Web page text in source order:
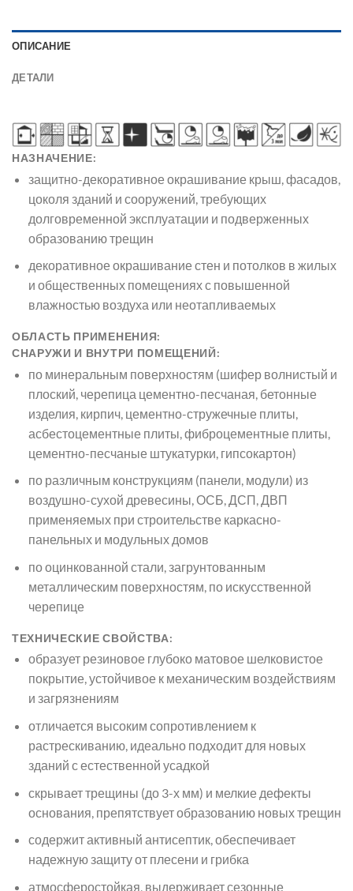
ОПИСАНИЕ
ДЕТАЛИ
НАЗНАЧЕНИЕ:
защитно-декоративное окрашивание крыш, фасадов,
цоколя зданий и сооружений, требующих
долговременной эксплуатации и подверженных
образованию трещин
декоративное окрашивание стен и потолков в жилых
и общественных помещениях с повышенной
влажностью воздуха или неотапливаемых
ОБЛАСТЬ ПРИМЕНЕНИЯ:
СНАРУЖИ И ВНУТРИ ПОМЕЩЕНИЙ:
по минеральным поверхностям (шифер волнистый и
плоский, черепица цементно-песчаная, бетонные
изделия, кирпич, цементно-стружечные плиты,
асбестоцементные плиты, фиброцементные плиты,
цементно-песчаные штукатурки, гипсокартон)
по различным конструкциям (панели, модули) из
воздушно-сухой древесины, ОСБ, ДСП, ДВП
применяемых при строительстве каркасно-
панельных и модульных домов
по оцинкованной стали, загрунтованным
металлическим поверхностям, по искусственной
черепице
ТЕХНИЧЕСКИЕ СВОЙСТВА:
образует резиновое глубоко матовое шелковистое
покрытие, устойчивое к механическим воздействиям
и загрязнениям
отличается высоким сопротивлением к
растрескиванию, идеально подходит для новых
зданий с естественной усадкой
скрывает трещины (до 3-х мм) и мелкие дефекты
основания, препятствует образованию новых трещин
содержит активный антисептик, обеспечивает
надежную защиту от плесени и грибка
атмосферостойкая, выдерживает сезонные